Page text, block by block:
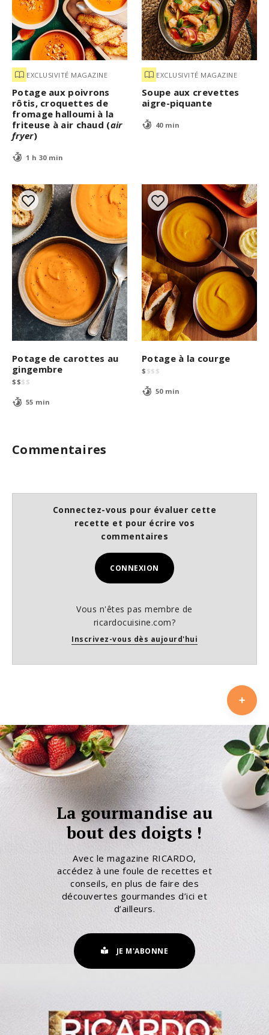
EXCLUSIVITÉ MAGAZINE
Potage aux poivrons
rôtis, croquettes de
fromage halloumi à la
friteuse à air chaud (air
fryer)
1 h 30 min
EXCLUSIVITÉ MAGAZINE
Soupe aux crevettes
aigre-piquante
40 min
Potage de carottes au
gingembre
$$$ $
55 min
Potage à la courge
$ $$ $
50 min
Commentaires
Connectez-vous pour évaluer cette
recette et pour écrire vos
commentaires
CONNEXION
Vous n'êtes pas membre de
ricardocuisine.com?
Inscrivez-vous dès aujourd'hui
La gourmandise au
bout des doigts !
Avec le magazine RICARDO,
accédez à une foule de recettes et
conseils, en plus de faire des
découvertes gourmandes d’ici et
d’ailleurs.
JE M'ABONNE